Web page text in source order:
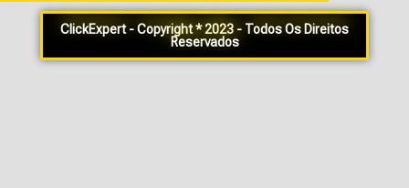
ClickExpert - Copyright * 2023 - Todos Os Direitos
Reservados